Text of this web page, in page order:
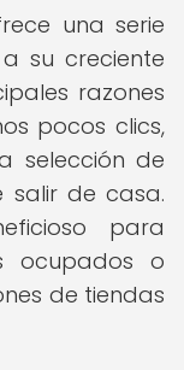
una serie
su creciente
razones
pocos clics,
selección de
salir de casa.
para
ocupados o
de tiendas